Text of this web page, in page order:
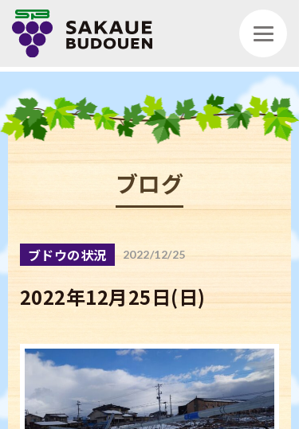
お知らせ
ブログ
ぶどう狩り案内
ブログ
ブドウの状況 2022/12/25
2022年12月25日(日)